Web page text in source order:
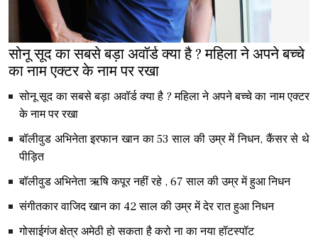
सोनू सूद का सबसे बड़ा अवॉर्ड क्या है ? महिला ने अपने बच्चे
का नाम एक्टर के नाम पर रखा
सोनू सूद का सबसे बड़ा अवॉर्ड क्या है ? महिला ने अपने बच्चे का नाम एक्टर
के नाम पर रखा
बॉलीवुड अभिनेता इरफान खान का 53 साल की उम्र में निधन, कैंसर से थे
पीड़ित
बॉलीवुड अभिनेता ऋषि कपूर नहीं रहे , 67 साल की उम्र में हुआ निधन
संगीतकार वाजिद खान का 42 साल की उम्र में देर रात हुआ निधन
गोसाईगंज क्षेत्र अमेठी हो सकता है करो ना का नया हॉटस्पॉट